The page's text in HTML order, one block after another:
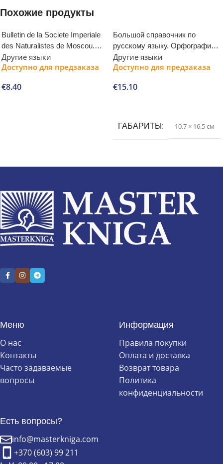
Похожие продукты
Bulletin de la Societe Imperiale
des Naturalistes de Moscou.
Tome 9
Другие языки
Доступно для предзаказа
€8.40
Большой справочник по
русскому языку. Орфография.
Пунктуация. Орфографический
словарь. Прописная или
Другие языки
Доступно для предзаказа
€15.10
ГАБАРИТЫ 10.7 × 16.5 см
Меню
О нас
Контакты
Часто задаваемые
вопросы
Информация
Правила покупки
Оплата и доставка
Возврат товара
Политика
конфиденциальности
Есть вопросы?
info@masterkniga.com
+370 (603) 99 211